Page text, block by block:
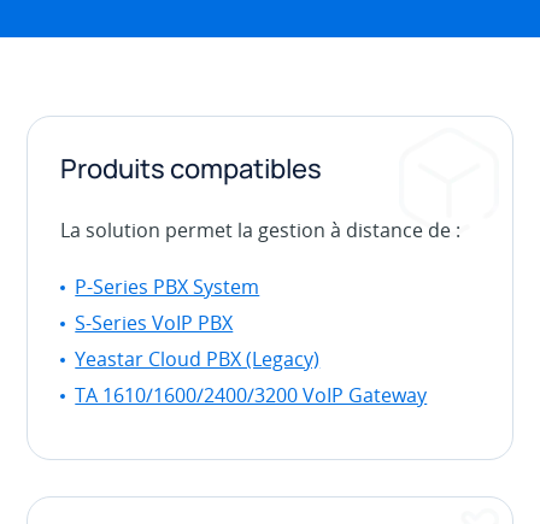
Produits compatibles
La solution permet la gestion à distance de :
P-Series PBX System
S-Series VoIP PBX
Yeastar Cloud PBX (Legacy)
TA 1610/1600/2400/3200 VoIP Gateway